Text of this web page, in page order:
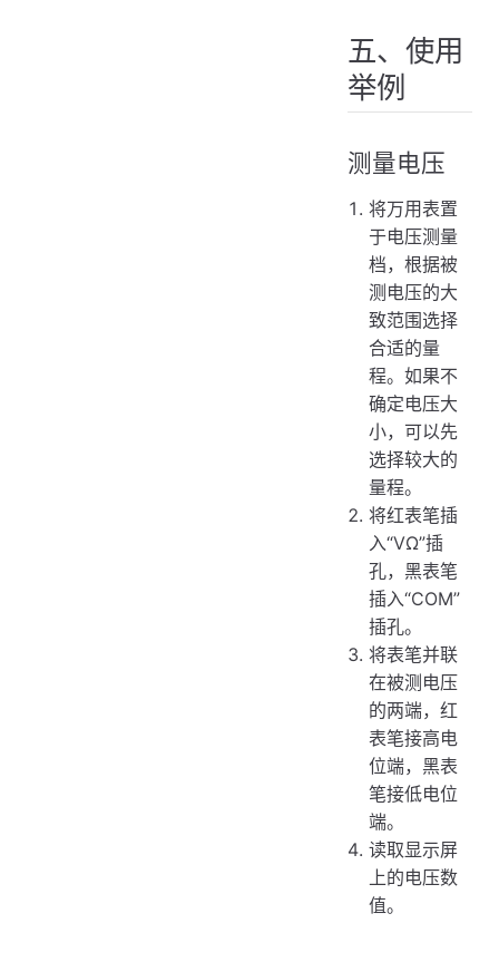
五、使用
举例
测量电压
将万用表置
于电压测量
档，根据被
测电压的大
致范围选择
合适的量
程。如果不
确定电压大
小，可以先
选择较大的
量程。
将红表笔插
入“VΩ”插
孔，黑表笔
插入“COM”
插孔。
将表笔并联
在被测电压
的两端，红
表笔接高电
位端，黑表
笔接低电位
端。
读取显示屏
上的电压数
值。